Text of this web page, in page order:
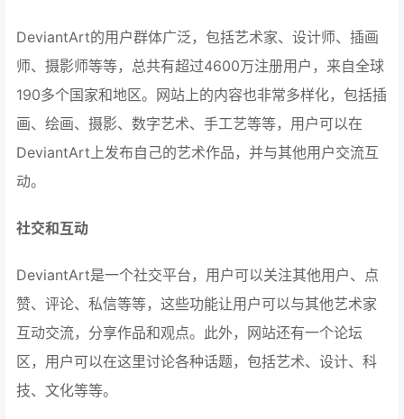
DeviantArt的用户群体广泛，包括艺术家、设计师、插画
师、摄影师等等，总共有超过4600万注册用户，来自全球
190多个国家和地区。网站上的内容也非常多样化，包括插
画、绘画、摄影、数字艺术、手工艺等等，用户可以在
DeviantArt上发布自己的艺术作品，并与其他用户交流互
动。
社交和互动
DeviantArt是一个社交平台，用户可以关注其他用户、点
赞、评论、私信等等，这些功能让用户可以与其他艺术家
互动交流，分享作品和观点。此外，网站还有一个论坛
区，用户可以在这里讨论各种话题，包括艺术、设计、科
技、文化等等。